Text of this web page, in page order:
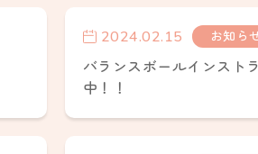
2024.02.15 お知ら
バランスボールインスト
中！！